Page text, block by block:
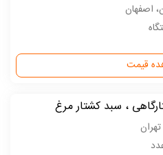
اصفهان
قیمت
، سبد کشتار مرغ